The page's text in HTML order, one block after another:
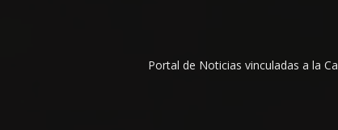
Portal de Noticias vinculadas a la